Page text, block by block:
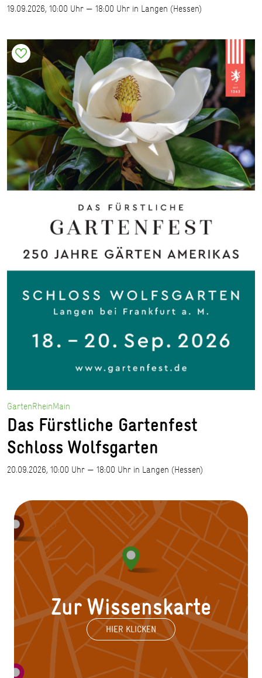
19.09.2026, 10:00 Uhr — 18:00 Uhr in Langen (Hessen)
GartenRheinMain
Das Fürstliche Gartenfest
Schloss Wolfsgarten
20.09.2026, 10:00 Uhr — 18:00 Uhr in Langen (Hessen)
Zur Wissenskarte
HIER KLICKEN